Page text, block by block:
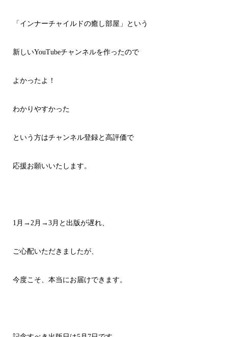
「インナーチャイルドの癒し部屋」という
新しいYouTubeチャンネルを作ったので
よかったよ！
わかりやすかった
という方はチャンネル登録と高評価で
応援お願いいたします。
1月→2月→3月と出版が遅れ、
ご心配いただきましたが、
今度こそ、本当にお届けできます。